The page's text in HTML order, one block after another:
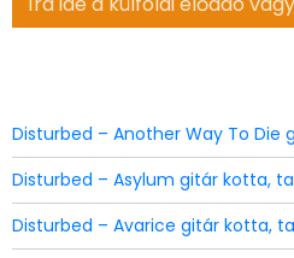
for:
Disturbed – Another Way To Die
Disturbed – Asylum gitár kotta,
Disturbed – Avarice gitár kotta,